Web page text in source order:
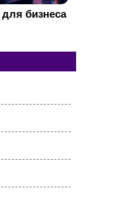
бизнеса